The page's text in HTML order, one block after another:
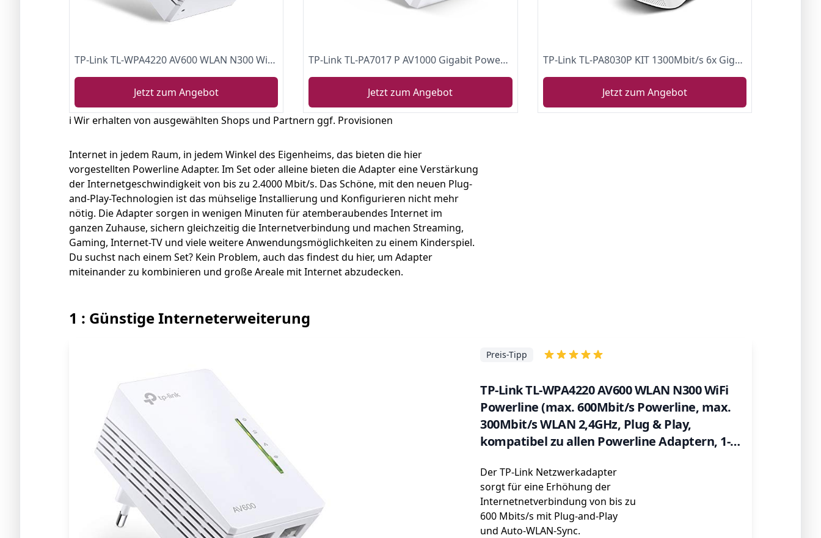
TP-Link TL-WPA4220 AV600 WLAN N300 WiFi Powerline (max. 600Mbit/s Powerline, max. 300Mbit/s WLAN 2,4GHz, Plug & Play, kompatibel zu allen Powerline Adaptern, 1-Teilig) weiß
Jetzt zum Angebot
TP-Link TL-PA7017 P AV1000 Gigabit Powerline Adapter mit Steckdose (1x Gigabit Port, Plug und Play, energiesparend, kompatibel zu allen gängigen Powerline Adaptern) weiß
Jetzt zum Angebot
TP-Link TL-PA8030P KIT 1300Mbit/s 6x Gigabit Ports Passthrough Steckdose Powerline Adapter Set(2*2-MIMO, Plug & Play, energiesparend, kompatibel zu allen gängigen Powerline Adaptern) weiß
Jetzt zum Angebot
ℹ️ Wir erhalten von ausgewählten Shops und Partnern ggf. Provisionen
Internet in jedem Raum, in jedem Winkel des Eigenheims, das bieten die hier
vorgestellten Powerline Adapter. Im Set oder alleine bieten die Adapter eine Verstärkung
der Internetgeschwindigkeit von bis zu 2.4000 Mbit/s. Das Schöne, mit den neuen Plug-
and-Play-Technologien ist das mühselige Installierung und Konfigurieren nicht mehr
nötig. Die Adapter sorgen in wenigen Minuten für atemberaubendes Internet im
ganzen Zuhause, sichern gleichzeitig die Internetverbindung und machen Streaming,
Gaming, Internet-TV und viele weitere Anwendungsmöglichkeiten zu einem Kinderspiel.
Du suchst nach einem Set? Kein Problem, auch das findest du hier, um Adapter
miteinander zu kombinieren und große Areale mit Internet abzudecken.
1 : Günstige Interneterweiterung
TP-Link TL-WPA4220 AV600 WLAN N300 WiFi
Powerline (max. 600Mbit/s Powerline, max.
300Mbit/s WLAN 2,4GHz, Plug & Play,
kompatibel zu allen Powerline Adaptern, 1-
Preis-Tipp
Der TP-Link Netzwerkadapter
sorgt für eine Erhöhung der
Internetnetverbindung von bis zu
600 Mbits/s mit Plug-and-Play
und Auto-WLAN-Sync.